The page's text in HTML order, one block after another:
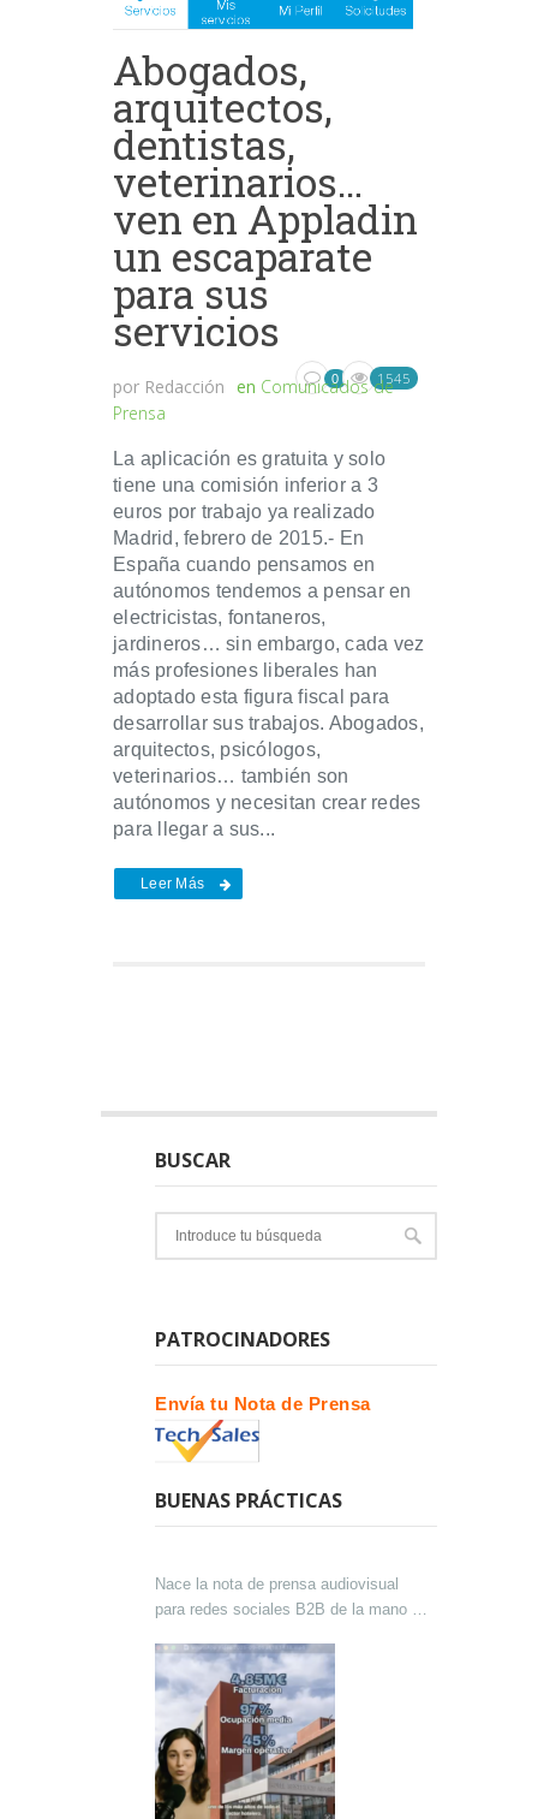
Abogados,
arquitectos,
dentistas,
veterinarios…
ven en Appladin
un escaparate
para sus
servicios
por Redacción en Comunicados de
Prensa
0 1545
La aplicación es gratuita y solo
tiene una comisión inferior a 3
euros por trabajo ya realizado
Madrid, febrero de 2015.- En
España cuando pensamos en
autónomos tendemos a pensar en
electricistas, fontaneros,
jardineros… sin embargo, cada vez
más profesiones liberales han
adoptado esta figura fiscal para
desarrollar sus trabajos. Abogados,
arquitectos, psicólogos,
veterinarios… también son
autónomos y necesitan crear redes
para llegar a sus...
Leer Más
BUSCAR
PATROCINADORES
Envía tu Nota de Prensa
BUENAS PRÁCTICAS
Nace la nota de prensa audiovisual
para redes sociales B2B de la mano de